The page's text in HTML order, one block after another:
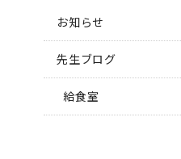
お知らせ
先生ブログ
給食室